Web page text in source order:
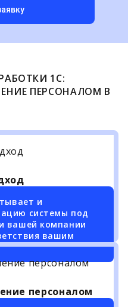
1С:
ПЕРСОНАЛОМ В
и
системы под
вашей компании
вашим
персоналом